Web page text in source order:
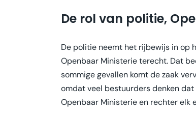
De rol van politie,
De politie neemt het rijbewijs in op
Openbaar Ministerie terecht. Dat
sommige gevallen komt de zaak
omdat veel bestuurders denken
Openbaar Ministerie en rechter elk